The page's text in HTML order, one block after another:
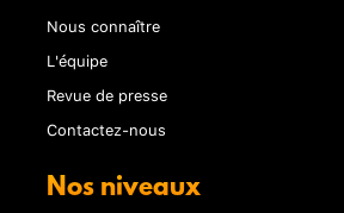
Nous connaître
L'équipe
Revue de presse
Contactez-nous
Nos niveaux